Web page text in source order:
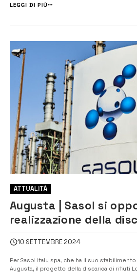
che sarà a servizio esclusivo dei rifiuti
LEGGI DI PIÙ
ATTUALITÀ
Augusta | Sasol si
realizzazione della
10 SETTEMBRE 2024
Per Sasol ltaly spa, che ha il suo
Augusta, il progetto della discarica di rifiuti